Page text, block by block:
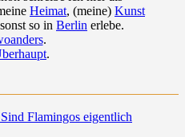
Heimat, (meine) Kunst
so in Berlin erlebe.
.
.
Flamingos eigentlich